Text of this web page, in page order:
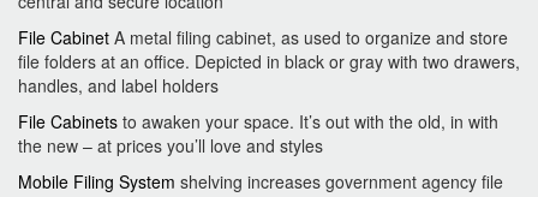
File Cabinet A metal filing cabinet, as used to organize and store
file folders at an office. Depicted in black or gray with two drawers,
handles, and label holders
File Cabinets to awaken your space. It’s out with the old, in with
the new – at prices you’ll love and styles
Mobile Filing System shelving increases government agency file